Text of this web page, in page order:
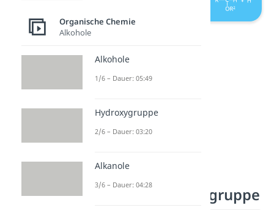
Acetal als Schutzgruppe
Organische Chemie
Alkohole
Alkohole
1/6 – Dauer: 05:49
Hydroxygruppe
2/6 – Dauer: 03:20
Alkanole
3/6 – Dauer: 04:28